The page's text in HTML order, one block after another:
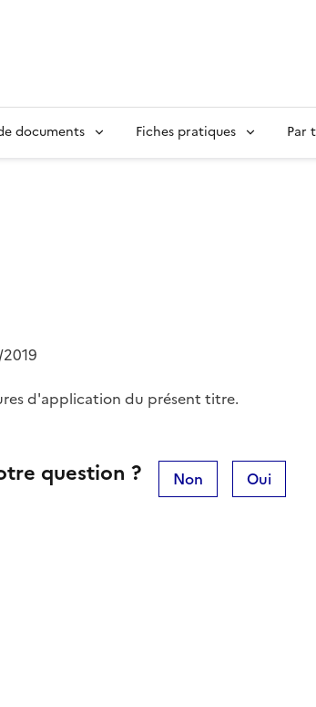
documents Fiches pratiques Par
d'application du présent titre.
question ? Non Oui